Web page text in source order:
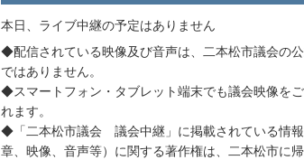
本日、ライブ中継の予定はありません
◆配信されている映像及び音声は、二本松市議会の
ではありません。
◆スマートフォン・タブレット端末でも議会映像を
れます。
◆「二本松市議会 議会中継」に掲載されている情
章、映像、音声等）に関する著作権は、二本松市に